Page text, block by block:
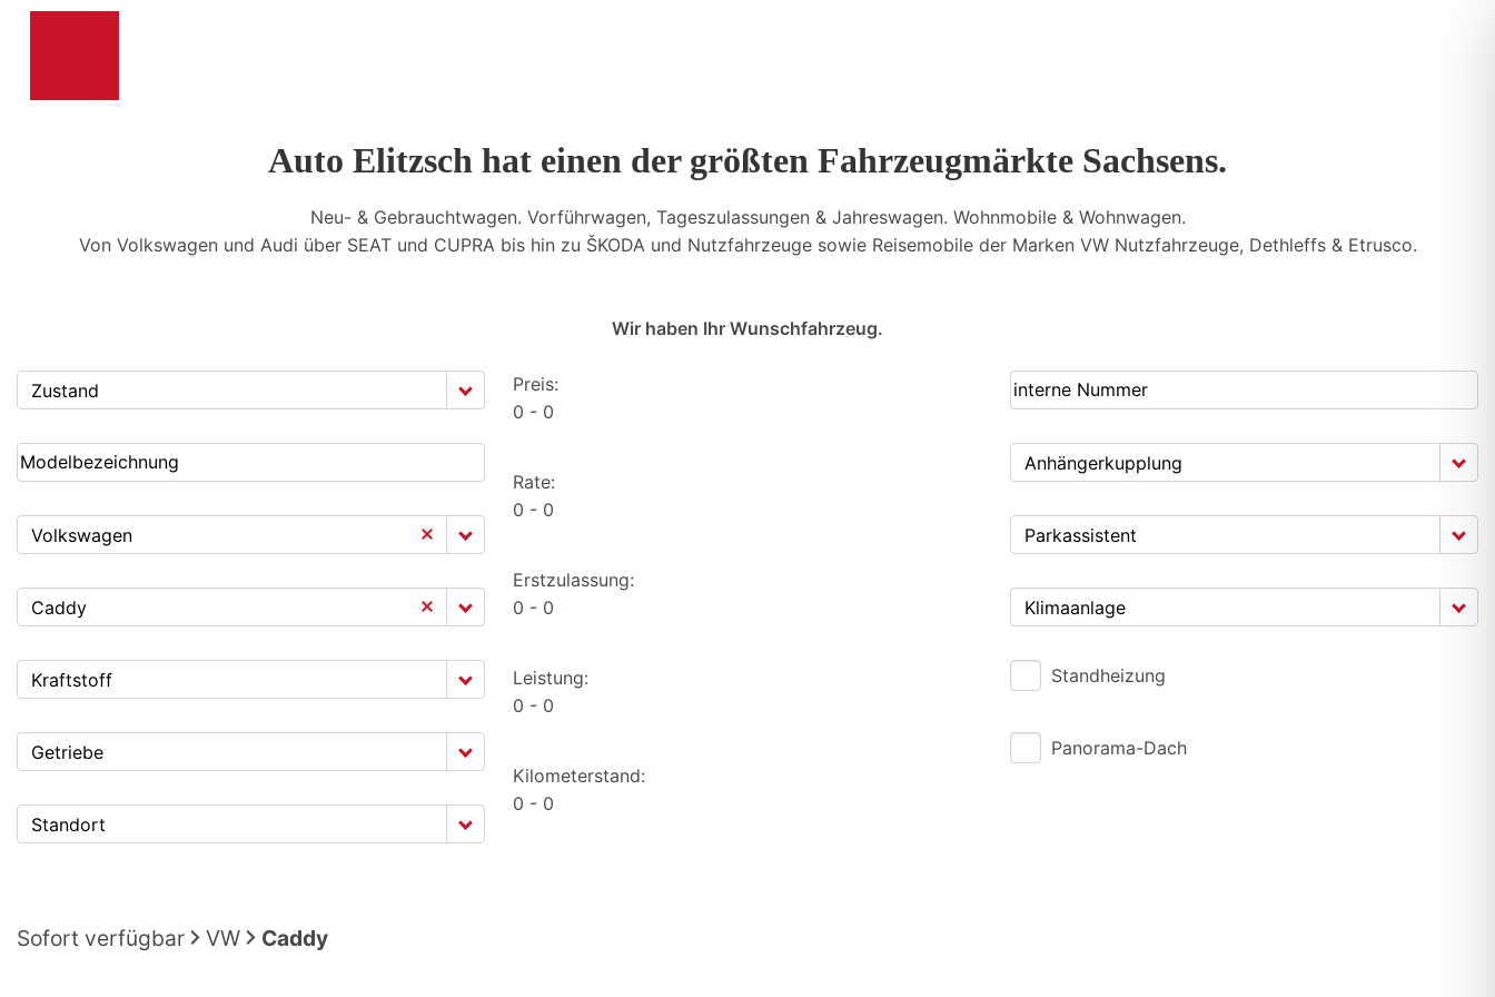
Auto Elitzsch hat einen der größten Fahrzeugmärkte Sachsens.
Neu- & Gebrauchtwagen. Vorführwagen, Tageszulassungen & Jahreswagen. Wohnmobile & Wohnwagen.
Von Volkswagen und Audi über SEAT und CUPRA bis hin zu ŠKODA und Nutzfahrzeuge sowie Reisemobile der Marken VW Nutzfahrzeuge, Dethleffs & Etrusco.
Wir haben Ihr Wunschfahrzeug.
Zustand
Volkswagen
Caddy
Kraftstoff
Getriebe
Standort
Preis:
0
0
Rate:
0
0
Erstzulassung:
0
0
Leistung:
0
0
Kilometerstand:
0
0
Anhängerkupplung
Parkassistent
Klimaanlage
Standheizung
Panorama-Dach
Sofort verfügbar VW Caddy